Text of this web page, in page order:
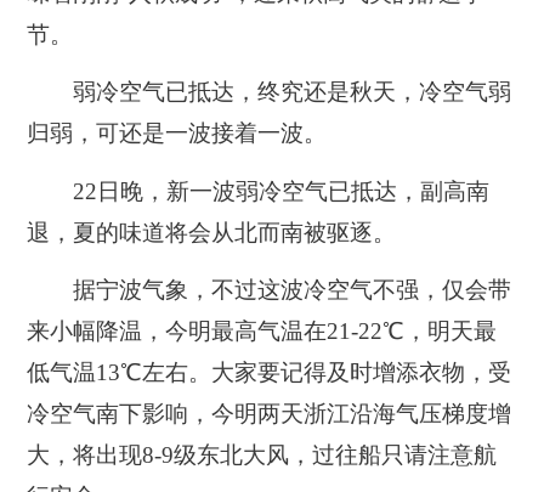
节。
弱冷空气已抵达，终究还是秋天，冷空气弱
归弱，可还是一波接着一波。
22日晚， 新一波弱冷空气已抵达，副高南
退， 夏的味道将会从北而南被驱逐。
据宁波气象，不过这波冷空气不强，仅会带
来小幅降温 ，今明最高气温在21-22℃，明天最
低气温13℃左右。大家要记得及时增添衣物，受
冷空气南下影响，今明两天浙江沿海气压梯度增
大，将出现8-9级东北大风，过往船只请注意航